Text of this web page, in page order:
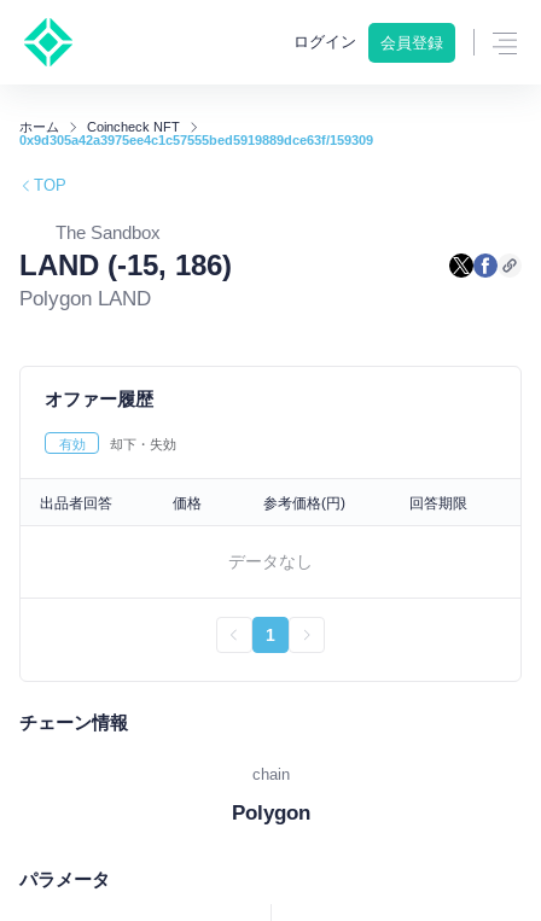
ログイン 会員登録
ホーム
Coincheck NFT
0x9d305a42a3975ee4c1c57555bed5919889dce63f/159309
TOP
The Sandbox
LAND (-15, 186)
Polygon LAND
オファー履歴
有効 却下・失効
出品者回答 価格 参考価格(円) 回答期限
データなし
1
チェーン情報
chain
Polygon
パラメータ